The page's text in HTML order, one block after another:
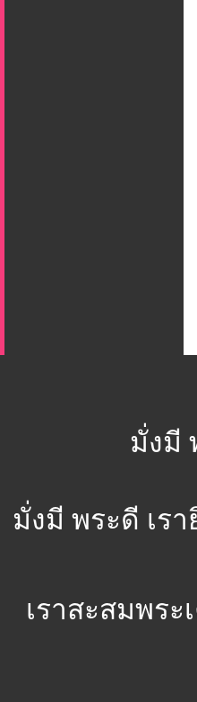
มั่งมี
มั่งมี พระดี เร
เราสะสมพร